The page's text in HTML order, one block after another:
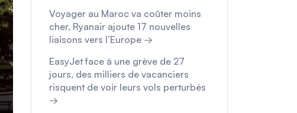
Voyager au Maroc va coûter moins
cher, Ryanair ajoute 17 nouvelles
liaisons vers l’Europe →
EasyJet face à une grève de 27
jours, des milliers de vacanciers
risquent de voir leurs vols perturbés
→